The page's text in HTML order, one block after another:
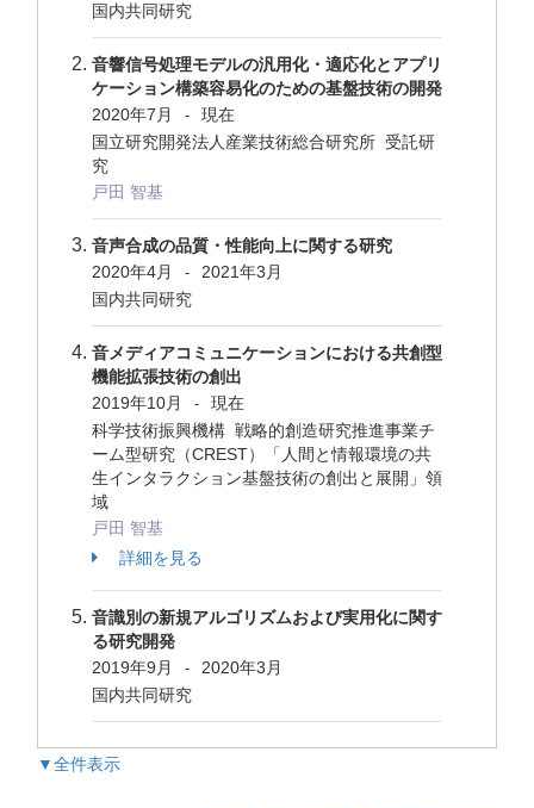
国内共同研究
音響信号処理モデルの汎用化・適応化とアプリ
ケーション構築容易化のための基盤技術の開発
2020年7月
-
現在
国立研究開発法人産業技術総合研究所 受託研
究
戸田 智基
音声合成の品質・性能向上に関する研究
2020年4月
-
2021年3月
国内共同研究
音メディアコミュニケーションにおける共創型
機能拡張技術の創出
2019年10月
-
現在
科学技術振興機構 戦略的創造研究推進事業チ
ーム型研究（CREST）「人間と情報環境の共
生インタラクション基盤技術の創出と展開」領
域
戸田 智基
詳細を見る
音識別の新規アルゴリズムおよび実用化に関す
る研究開発
2019年9月
-
2020年3月
国内共同研究
▼全件表示